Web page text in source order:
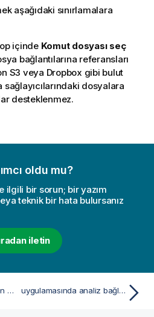
aşağıdaki sınırlamalara
içinde Komut dosyası seç
bağlantılarına referansları
S3 veya Dropbox gibi bulut
sağlayıcılarındaki dosyalara
desteklenmez.
oldu mu?
ilgili bir sorun; bir yazım
teknik bir hata bulursanız
iletin
QVS dosyalarıyla yeniden kullanılabilir komut dosyası oluşturma uygulamasında analiz bağlantılarını yapılandırmaQlik Sense Desktop